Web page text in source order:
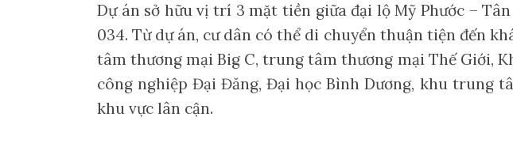
Dự án sở hữu vị trí 3 mặt tiền giữa đại lộ Mỹ Phước –
034. Từ dự án, cư dân có thể di chuyển thuận tiện đến
tâm thương mại Big C, trung tâm thương mại Thế Giới,
công nghiệp Đại Đăng, Đại học Bình Dương, khu trung
khu vực lân cận.